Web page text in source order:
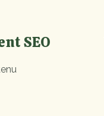
SEO